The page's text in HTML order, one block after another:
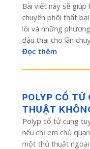
Bài viết này sẽ giúp
chuyển phôi thất
lõi và những
đậu thai cho lần
Đọc thêm
POLYP CỔ TỬ
THUẬT
Polyp cổ tử cung
nếu chị em chủ
một thủ thuật ngoại